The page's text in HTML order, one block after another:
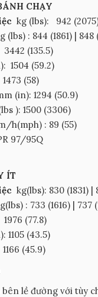
CHẠY
kg (lbs): 942
(lbs) : 844 (1861) | 848
3442 (135.5)
1504 (59.2)
(58)
(in): 1294 (50.9)
): 1500 (3306)
h(mph) : 89 (55)
97/95Q
ÍT
kg(lbs): 830 (1831) |
: 733 (1616) | 737
1976 (77.8)
1105 (43.5)
(45.9)
bên lề đường với tùy